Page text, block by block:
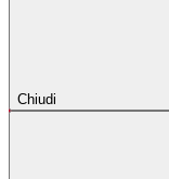
Chiudi